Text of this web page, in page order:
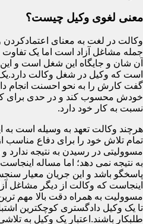
معنی لغوی وکیل چیست؟
وکالت در لغت به معنای
جمله مشاغل آزاد است اما یک تفاوت
آن شان و جایگاه این شغل است و این
است که وکیل در شغل وکالت
گفت کارش را به نحو احسنت انجام
خودش محسوب کند و در حدی برای
نسبت به کار خود دارد.
هرچند وکالت تعهد به وسیله است
تمام تلاش خود را برای دفاع مناسب
مسوولیتی در رسیدن به نتیجه ندارد
به نتیجه نمی دهد؛ اما مساله
پاسخگو باشد و این جریان معیار
اینجاست که وکالت از دیگر مشاغل
مسوولیت به همراه دقت بالا مهم
تا یک وکیل دادگستری کوچکترین
طلبکار باشند.اعتبار یک وکیل به